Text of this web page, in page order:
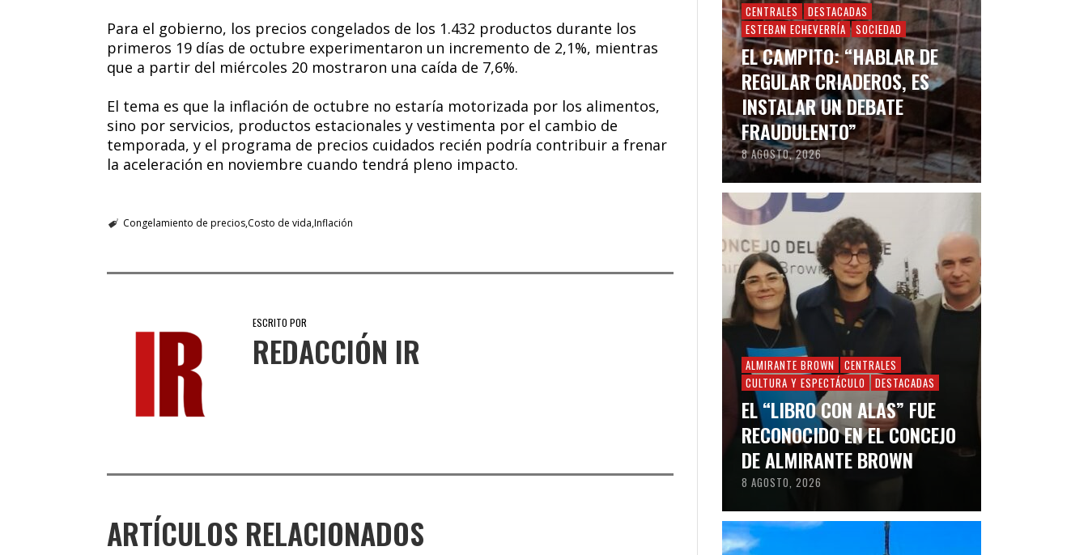
Para el gobierno, los precios congelados de los 1.432 productos durante los
primeros 19 días de octubre experimentaron un incremento de 2,1%, mientras
que a partir del miércoles 20 mostraron una caída de 7,6%.
El tema es que la inflación de octubre no estaría motorizada por los alimentos,
sino por servicios, productos estacionales y vestimenta por el cambio de
temporada, y el programa de precios cuidados recién podría contribuir a frenar
la aceleración en noviembre cuando tendrá pleno impacto.
Congelamiento de preciosCosto de vida Inflación
ESCRITO POR
REDACCIÓN IR
ARTÍCULOS RELACIONADOS
CENTRALES
DESTACADAS
ESTEBAN ECHEVERRÍA
SOCIEDAD
EL CAMPITO: “HABLAR DE
REGULAR CRIADEROS, ES
INSTALAR UN DEBATE
FRAUDULENTO”
8 AGOSTO, 2026
ALMIRANTE BROWN
CENTRALES
CULTURA Y ESPECTÁCULO
DESTACADAS
EL “LIBRO CON ALAS” FUE
RECONOCIDO EN EL CONCEJO
DE ALMIRANTE BROWN
8 AGOSTO, 2026